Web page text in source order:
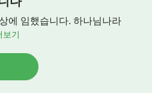
에 임했습니다. 하나님나라
보기